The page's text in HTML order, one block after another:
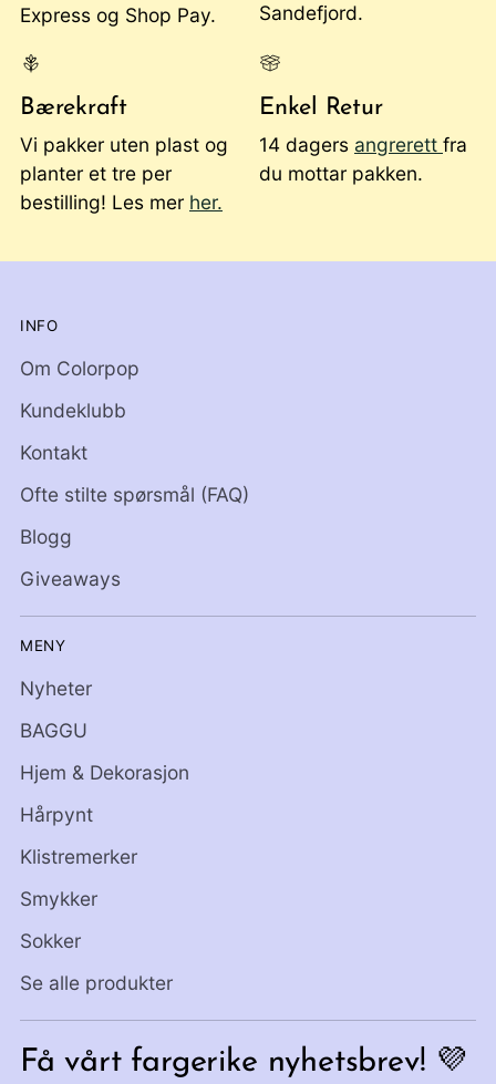
Express og Shop Pay.
Sandefjord.
Bærekraft
Vi pakker uten plast og
planter et tre per
bestilling! Les mer her.
Enkel Retur
14 dagers angrerett fra
du mottar pakken.
INFO
Om Colorpop
Kundeklubb
Kontakt
Ofte stilte spørsmål (FAQ)
Blogg
Giveaways
MENY
Nyheter
BAGGU
Hjem & Dekorasjon
Hårpynt
Klistremerker
Smykker
Sokker
Se alle produkter
Få vårt fargerike nyhetsbrev! 💜